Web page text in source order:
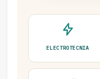
ELECTROTECNIA